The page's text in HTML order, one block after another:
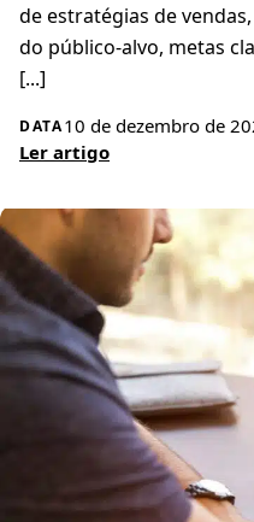
de estratégias de
do público-alvo, metas
[...]
DATA10 de dezembro de
Ler artigo